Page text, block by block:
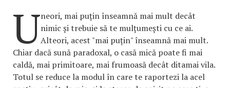
Uneori, mai puțin înseamnă mai mult decât
nimic și trebuie să te mulțumești cu ce ai.
Alteori, acest "mai puțin" înseamnă mai mult.
Chiar dacă sună paradoxal, o casă mică poate fi mai
caldă, mai primitoare, mai frumoasă decât ditamai vila.
Totul se reduce la modul în care te raportezi la acel